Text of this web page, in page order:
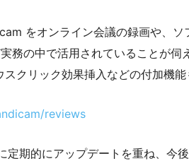
をオンライン会議の録画や、
務の中で活用されていることが
クリック効果挿入などの付加機能
reviews
期的にアップデートを重ね、今